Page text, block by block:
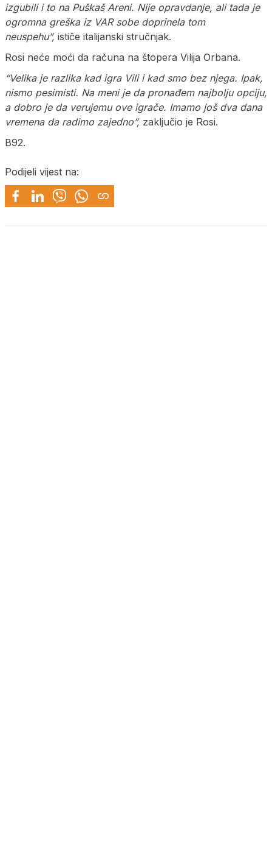
izgubili i to na Puškaš Areni. Nije opravdanje, ali tada je
ogromna greška iz VAR sobe doprinela tom
neuspehu”, ističe italijanski stručnjak.
Rosi neće moći da računa na štopera Vilija Orbana.
“Velika je razlika kad igra Vili i kad smo bez njega. Ipak,
nismo pesimisti. Na meni je da pronađem najbolju opciju,
a dobro je da verujemu ove igrače. Imamo još dva dana
vremena da radimo zajedno”, zaključio je Rosi.
B92.
Podijeli vijest na: